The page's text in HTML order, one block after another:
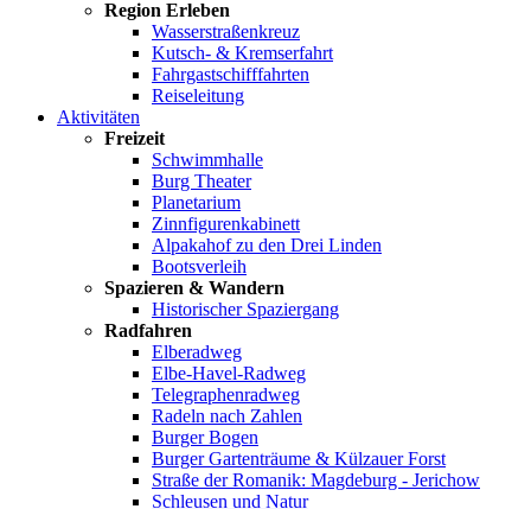
Region Erleben
Wasserstraßenkreuz
Kutsch- & Kremserfahrt
Fahrgastschifffahrten
Reiseleitung
Aktivitäten
Freizeit
Schwimmhalle
Burg Theater
Planetarium
Zinnfigurenkabinett
Alpakahof zu den Drei Linden
Bootsverleih
Spazieren & Wandern
Historischer Spaziergang
Radfahren
Elberadweg
Elbe-Havel-Radweg
Telegraphenradweg
Radeln nach Zahlen
Burger Bogen
Burger Gartenträume & Külzauer Forst
Straße der Romanik: Magdeburg - Jerichow
Schleusen und Natur